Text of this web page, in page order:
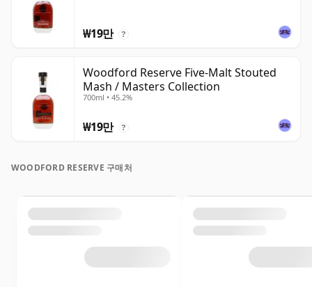
₩19만 ?
Woodford Reserve Five-Malt Stouted
Mash / Masters Collection
700ml • 45.2%
₩19만 ?
WOODFORD RESERVE 구매처